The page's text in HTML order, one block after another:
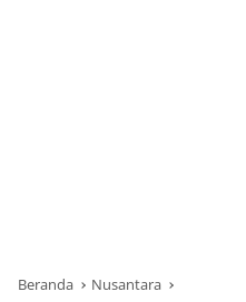
Beranda Nusantara